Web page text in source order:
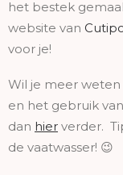
het bestek
website van
voor je!
Wil je meer weten
en het gebruik
dan hier verder.
de vaatwasser! 😉